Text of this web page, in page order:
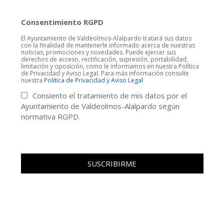
Consentimiento RGPD
El Ayuntamiento de Valdeolmos-Alalpardo tratará sus datos
con la finalidad de mantenerle informado acerca de nuestras
noticias, promociones y novedades. Puede ejercer sus
derechos de acceso, rectificación, supresión, portabilidad,
limitación y oposición, como le informamos en nuestra Política
de Privacidad y Aviso Legal. Para más información consulte
nuestra Politica de Privacidad y Aviso Legal
Consiento el tratamiento de mis datos por el
Ayuntamiento de Valdeolmos-Alalpardo según
normativa RGPD.